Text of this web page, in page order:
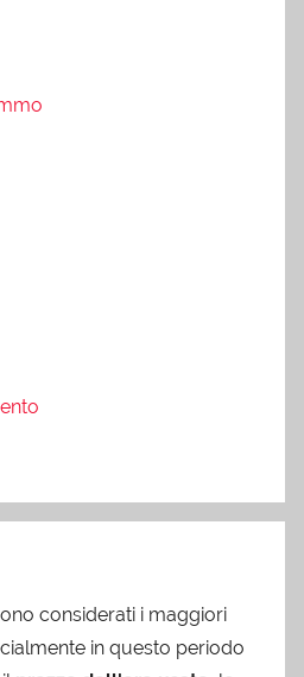
considerati i maggiori
in questo periodo